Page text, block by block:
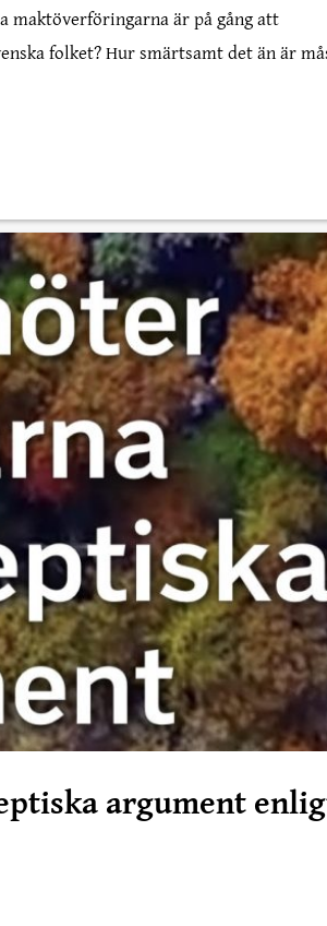
maktöverföringarna är på gång att
folket? Hur smärtsamt det än är
argument